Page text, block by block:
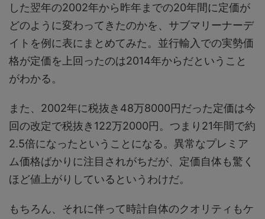
した翌年の2002年から昨年までの20年間に定価が
どのように変わってきたのかを、サブマリーナーデ
イトを例に表にまとめてみた。並行輸入での実勢価
格が定価を上回ったのは2014年からだということ
がわかる。
また、2002年に税抜き48万8000円だった定価は今
回の改定で税抜き122万2000円。つまり21年間で約
2.5倍になったということになる。異常なプレミア
ム価格ばかりに注目されがちだが、定価自体も驚く
ほど値上がりしているというわけだ。
もちろん、それに伴って時計自体のクオリティもケ